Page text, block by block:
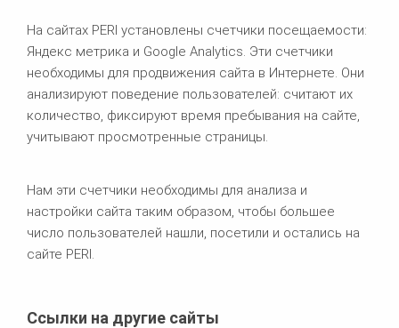
На сайтах PERI установлены счетчики посещаемости:
Яндекс метрика и Google Analytics. Эти счетчики
необходимы для продвижения сайта в Интернете. Они
анализируют поведение пользователей: считают их
количество, фиксируют время пребывания на сайте,
учитывают просмотренные страницы.
Нам эти счетчики необходимы для анализа и
настройки сайта таким образом, чтобы большее
число пользователей нашли, посетили и остались на
сайте PERI.
Ссылки на другие сайты